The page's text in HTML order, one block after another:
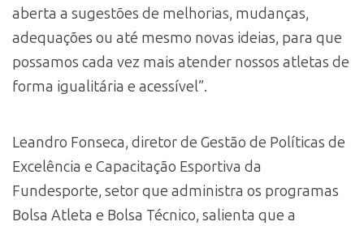
aberta a sugestões de melhorias, mudanças,
adequações ou até mesmo novas ideias, para que
possamos cada vez mais atender nossos atletas de
forma igualitária e acessível”.
Leandro Fonseca, diretor de Gestão de Políticas de
Excelência e Capacitação Esportiva da
Fundesporte, setor que administra os programas
Bolsa Atleta e Bolsa Técnico, salienta que a